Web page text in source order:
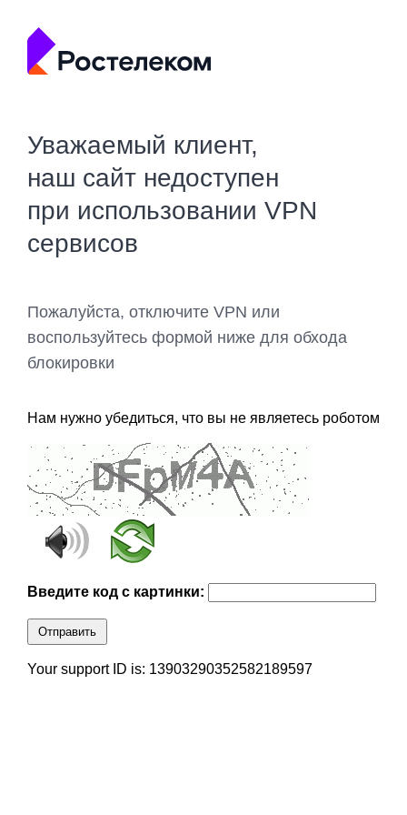
Уважаемый клиент,
наш сайт недоступен
при использовании VPN
сервисов
Пожалуйста, отключите VPN или
воспользуйтесь формой ниже для обхода
блокировки
Нам нужно убедиться, что вы не являетесь роботом
Введите код с картинки:
Отправить
Your support ID is: 13903290352582189597